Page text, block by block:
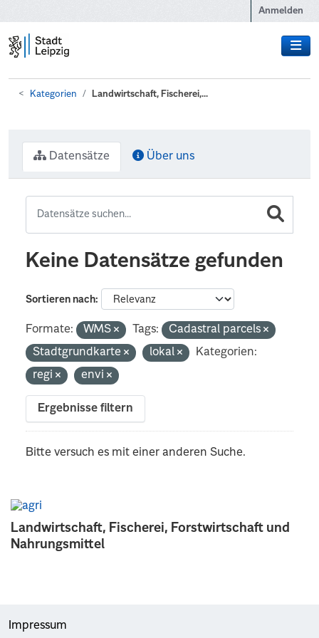
Anmelden
Kategorien Landwirtschaft, Fischerei,...
Landwirtschaft, Fischerei, Forstwirtschaft und
Nahrungsmittel
Datensätze Über uns
Keine Datensätze gefunden
Sortieren nach
Formate: WMS Tags:
Cadastral parcels
Stadtgrundkarte
lokal
Kategorien:
regi
envi
Ergebnisse filtern
Bitte versuch es mit einer anderen Suche.
Impressum